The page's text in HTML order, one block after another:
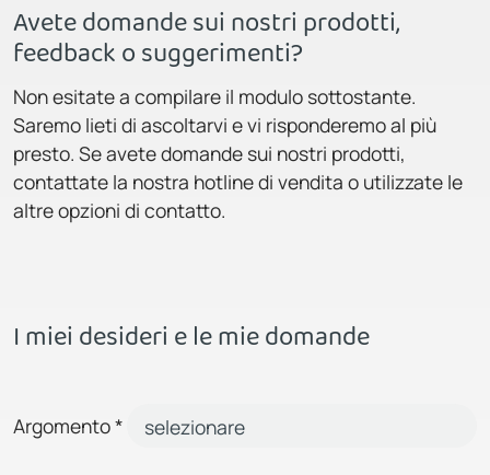
Avete domande sui nostri prodotti,
feedback o suggerimenti?
Non esitate a compilare il modulo sottostante.
Saremo lieti di ascoltarvi e vi risponderemo al più
presto. Se avete domande sui nostri prodotti,
contattate la nostra hotline di vendita o utilizzate le
altre opzioni di contatto.
I miei desideri e le mie domande
Argomento*